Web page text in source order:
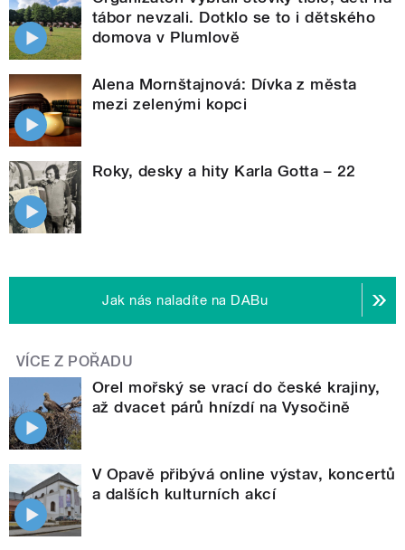
tábor nevzali. Dotklo se to i dětského
domova v Plumlově
Alena Mornštajnová: Dívka z města
mezi zelenými kopci
Roky, desky a hity Karla Gotta – 22
Jak nás naladíte na DABu
VÍCE Z POŘADU
Orel mořský se vrací do české krajiny,
až dvacet párů hnízdí na Vysočině
V Opavě přibývá online výstav, koncertů
a dalších kulturních akcí